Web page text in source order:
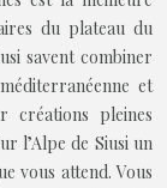
du plateau du
savent combiner
et
créations pleines
l’Alpe de Siusi un
vous attend. Vous